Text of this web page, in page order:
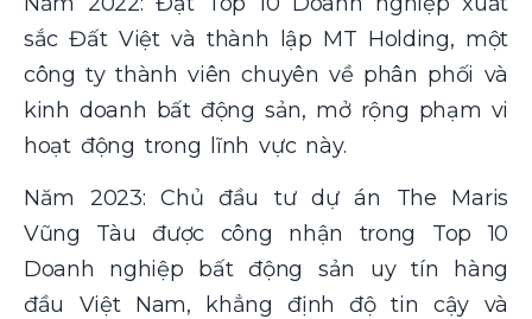
sắc Đất Việt và thành lập MT Holding, một
công ty thành viên chuyên về phân phối và
kinh doanh bất động sản, mở rộng phạm vi
hoạt động trong lĩnh vực này.
Năm 2023: Chủ đầu tư dự án The Maris
Vũng Tàu được công nhận trong Top 10
Doanh nghiệp bất động sản uy tín hàng
đầu Việt Nam, khẳng định độ tin cậy và